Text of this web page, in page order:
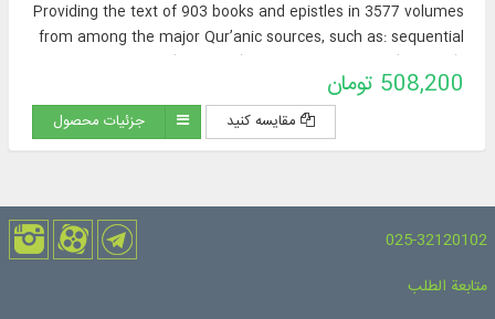
Providing the text of 903 books and epistles in 3577 volumes
from among the major Qur’anic sources, such as: sequential
translations of the Qur’an (57 titles + 23 extracted
translations [from exegeses] + 60 non-Persian translations in
the Encyclopedia Section), sources of Qur’anic Exegesis and
508,200 تومان
مقایسه کنید جزئیات محصول
025-32120102
متابعة الطلب